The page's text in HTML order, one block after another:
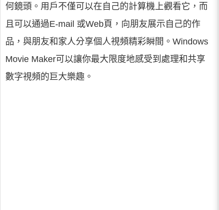
何鏡頭。用戶不僅可以在自己的計算機上觀看它，而
且可以通過E-mail 或Web頁，向朋友展示自己的作
品，與朋友和家人分享個人視頻精彩瞬間。Windows
Movie Maker可以讓你最大限度地感受到處理和共享
數字視頻的巨大樂趣。